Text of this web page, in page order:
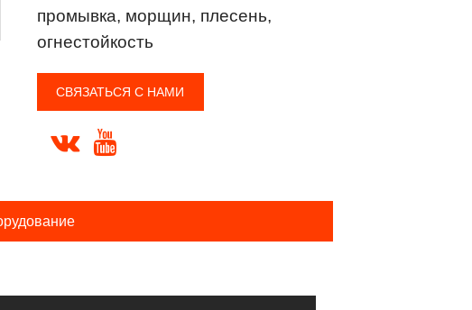
промывка, морщин, плесень,
огнестойкость
СВЯЗАТЬСЯ С НАМИ
 